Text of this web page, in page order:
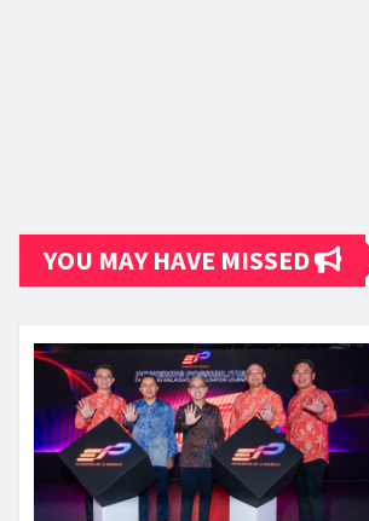
YOU MAY HAVE MISSED